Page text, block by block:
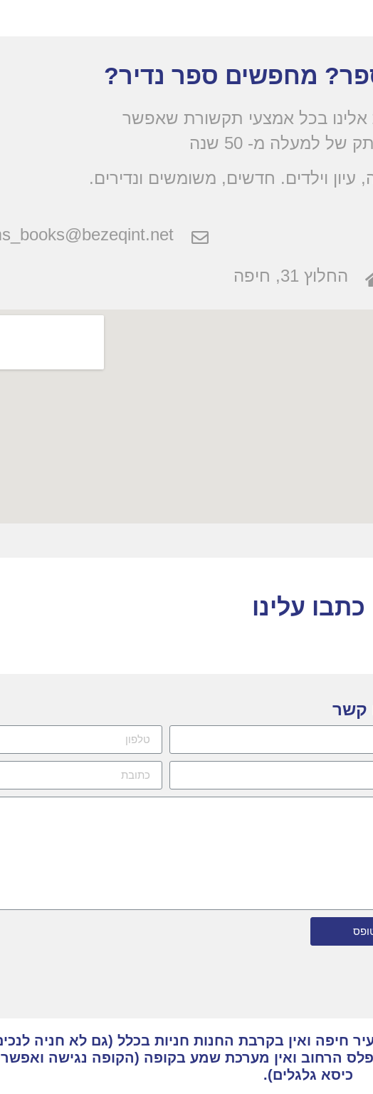
מחפשים ספר נדיר?
בכל אמצעי תקשורת שאפשר
של למעלה מ- 50 שנה
וילדים. חדשים, משומשים ונדירים
החלוץ 31, חיפה
כתבו עלינו
קשר
חיפה ואין בקרבת החנות חניות בכלל (גם לא חניה
הרחוב ואין מערכת שמע בקופה (הקופה נגישה
כיסא גלגלים).